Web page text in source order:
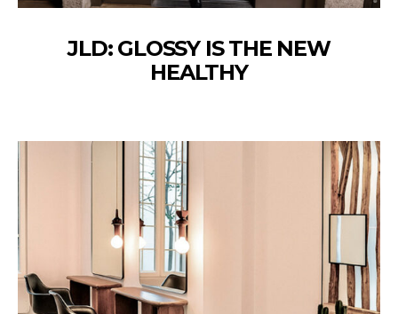
JLD: GLOSSY IS THE NEW
HEALTHY